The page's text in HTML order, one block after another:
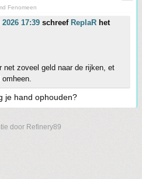
Fenomeen
17:39 schreef ReplaR het
net zoveel geld naar de rijken, et
je hand ophouden?
door Refinery89